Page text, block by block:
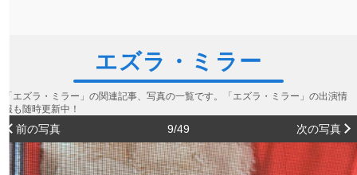
エズラ・ミラー
「エズラ・ミラー」の関連記事、写真の一覧です。「エズラ・ミラー」の出演情
報も随時更新中！
前の写真 9/49 次の写真